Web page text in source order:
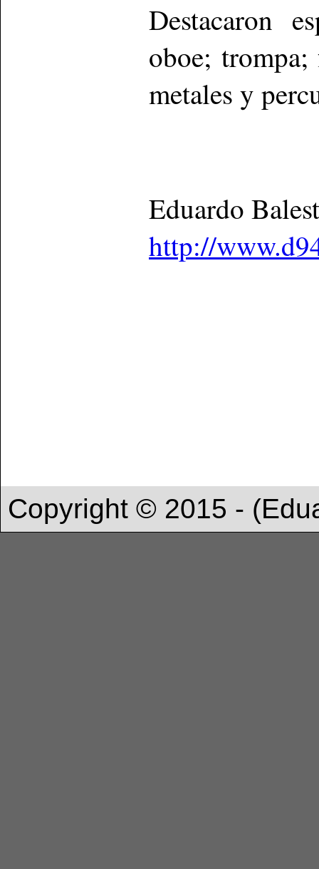
Destacaron
oboe; trompa;
metales y
Eduardo
http://
Copyright © 2015 -